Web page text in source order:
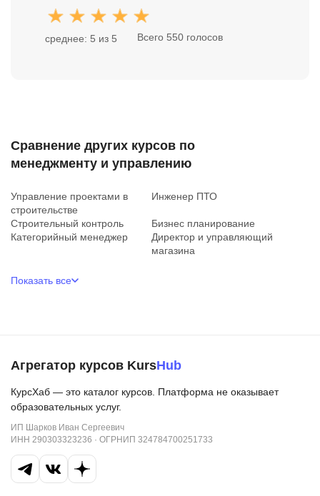
среднее: 5 из 5 Всего 550 голосов
Сравнение других курсов по
менеджменту и управлению
Управление проектами в
строительстве
Инженер ПТО
Строительный контроль
Бизнес планирование
Категорийный менеджер
Директор и управляющий
магазина
Показать все
Агрегатор курсов KursHub
КурсХаб — это каталог курсов. Платформа не оказывает
образовательных услуг.
ИП Шарков Иван Сергеевич
ИНН 290303323236 · ОГРНИП 324784700251733